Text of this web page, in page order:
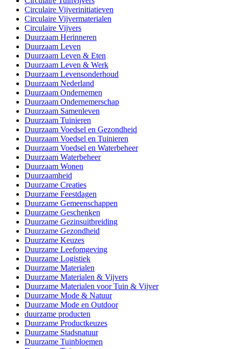
Circulaire Vijverinitiatieven
Circulaire Vijvermaterialen
Circulaire Vijvers
Duurzaam Herinneren
Duurzaam Leven
Duurzaam Leven & Eten
Duurzaam Leven & Werk
Duurzaam Levensonderhoud
Duurzaam Nederland
Duurzaam Ondernemen
Duurzaam Ondernemerschap
Duurzaam Samenleven
Duurzaam Tuinieren
Duurzaam Voedsel en Gezondheid
Duurzaam Voedsel en Tuinieren
Duurzaam Voedsel en Waterbeheer
Duurzaam Waterbeheer
Duurzaam Wonen
Duurzaamheid
Duurzame Creaties
Duurzame Feestdagen
Duurzame Gemeenschappen
Duurzame Geschenken
Duurzame Gezinsuitbreiding
Duurzame Gezondheid
Duurzame Keuzes
Duurzame Leefomgeving
Duurzame Logistiek
Duurzame Materialen
Duurzame Materialen & Vijvers
Duurzame Materialen voor Tuin & Vijver
Duurzame Mode & Natuur
Duurzame Mode en Outdoor
duurzame producten
Duurzame Productkeuzes
Duurzame Stadsnatuur
Duurzame Tuinbloemen